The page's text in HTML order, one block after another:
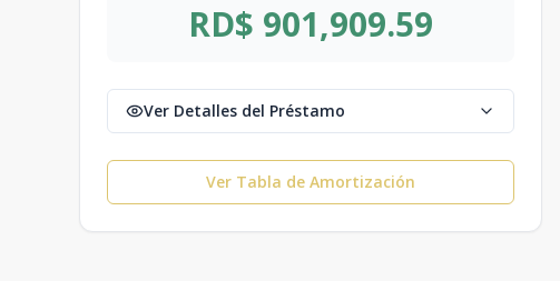
RD$ 901,909.59
Ver Detalles del Préstamo
Ver Tabla de Amortización